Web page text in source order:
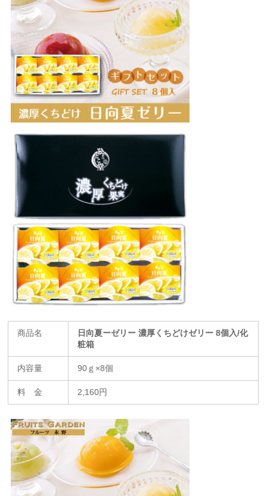
商品名
日向夏ーゼリー 濃厚くちどけゼリー 8個入/化
粧箱
内容量 90ｇ×8個
料 金 2,160円